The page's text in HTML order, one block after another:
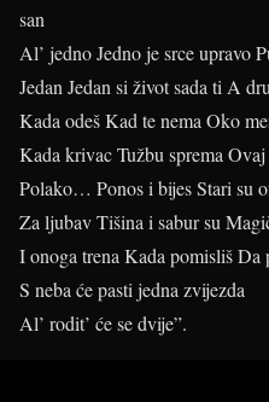
san
Al’ jedno Jedno je srce upravo
Jedan Jedan si život sada ti A
Kada odeš Kad te nema Oko
Kada krivac Tužbu sprema
Polako… Ponos i bijes Stari su
Za ljubav Tišina i sabur su
I onoga trena Kada pomisliš Da
S neba će pasti jedna zvijezda
Al’ rodit’ će se dvije”.